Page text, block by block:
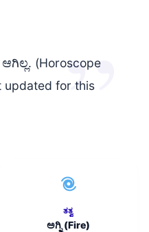
(Horoscope
updated for this
ತತ್ವ
ಅಗ್ನಿ (Fire)